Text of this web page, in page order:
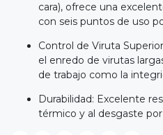
cara), ofrece una
con seis puntos de uso
Control de Viruta
el enredo de virutas
de trabajo como la
Durabilidad: Excelente
térmico y al desgaste por